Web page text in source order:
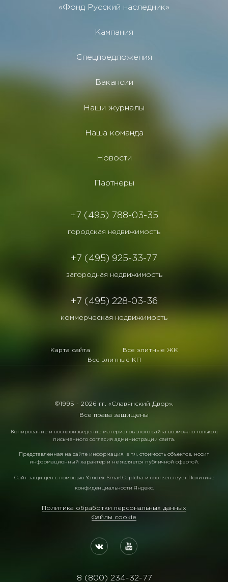
«Фонд Русский наследник»
Кампания
Спецпредложения
Вакансии
Наши журналы
Наша команда
Новости
Партнеры
+7 (495) 788-03-35
городская недвижимость
+7 (495) 925-33-77
загородная недвижимость
+7 (495) 228-03-36
коммерческая недвижимость
Карта сайта
Все элитные ЖК
Все элитные КП
©1995 - 2026 гг. «Славянский Двор».
Все права защищены
Копирование и воспроизведение материалов этого сайта возможно только с
письменного согласия администрации сайта.
Представленная на сайте информация, в т.ч. стоимость объектов, носит
информационный характер и не является публичной офертой.
Сайт защищен с помощью Yandex SmartCaptcha и соответствует Политике
конфиденциальности Яндекс.
Политика обработки персональных данных
Файлы cookie
8 (800) 234-32-77